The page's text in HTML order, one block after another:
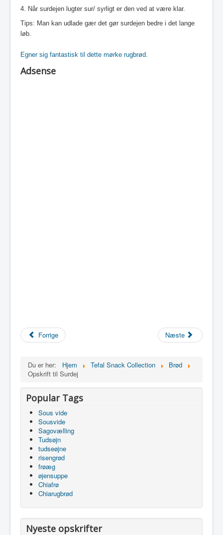
4. Når surdejen lugter sur/ syrligt er den ved at være klar.
Tips: Man kan udlade gær det gør surdejen bedre i det lange
løb.
Egner sig fantastisk til dette mørke rugbrød
Adsense
Forrige Næste
Du er her: Hjem Tefal Snack Collection
Brød
Opskrift til Surdej
Popular Tags
Sous vide
Sousvide
Sagovælling
Tudsøjn
tudseøjne
risengrød
frøæg
øjensuppe
Chiafrø
Chiarugbrød
Nyeste opskrifter